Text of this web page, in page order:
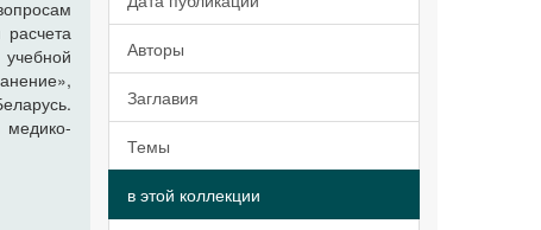
Авторы
Заглавия
Темы
в этой коллекции